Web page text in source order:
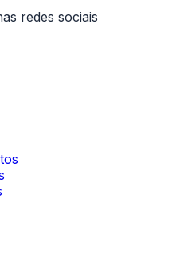
redes sociais